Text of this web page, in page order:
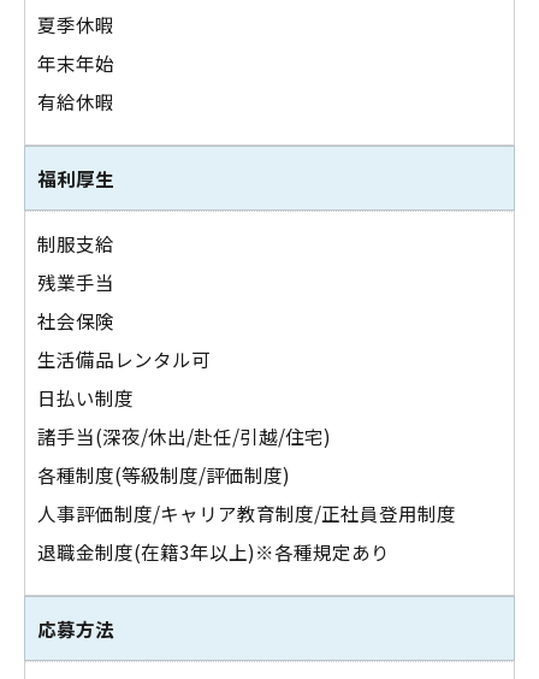
夏季休暇
年末年始
有給休暇
福利厚生
制服支給
残業手当
社会保険
生活備品レンタル可
日払い制度
諸手当(深夜/休出/赴任/引越/住宅)
各種制度(等級制度/評価制度)
人事評価制度/キャリア教育制度/正社員登用制度
退職金制度(在籍3年以上)※各種規定あり
応募方法